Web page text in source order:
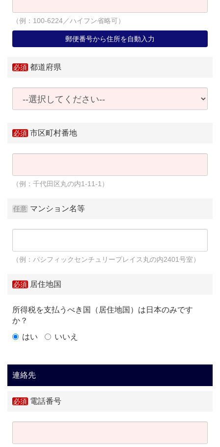
（例：100-6224／ハイフン省略可）
郵便番号から住所を自動入力
都道府県
市区町村番地
（例：千代田区丸の内1-11-1）
マンション名等
（例：パシフィックセンチュリープレイス丸の内2401号室）
居住地国
所得税を支払うべき国（居住地国）は日本のみです
か？
はい
いいえ
連絡先
電話番号